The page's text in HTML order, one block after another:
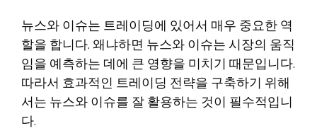
뉴스와 이슈는 트레이딩에 있어서 매우 중요한 역
할을 합니다. 왜냐하면 뉴스와 이슈는 시장의 움직
임을 예측하는 데에 큰 영향을 미치기 때문입니다.
따라서 효과적인 트레이딩 전략을 구축하기 위해
서는 뉴스와 이슈를 잘 활용하는 것이 필수적입니
다.